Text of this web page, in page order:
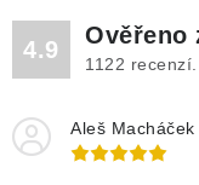
POVRCHOVÁ
BAZÉNOVÁ
4.9
Ověřeno
1122 recenzí.
Aleš Macháček